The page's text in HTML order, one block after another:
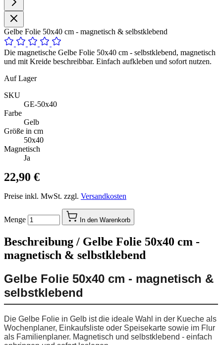
Gelbe Folie 50x40 cm - magnetisch & selbstklebend
Die magnetische Gelbe Folie 50x40 cm - selbstklebend, magnetisch
und mit Kreide beschreibbar. Einfach aufkleben und sofort nutzen.
Auf Lager
SKU
GE-50x40
Farbe
Gelb
Größe in cm
50x40
Magnetisch
Ja
22,90 €
Preise inkl. MwSt. zzgl. Versandkosten
Menge In den Warenkorb
Beschreibung / Gelbe Folie 50x40 cm -
magnetisch & selbstklebend
Gelbe Folie 50x40 cm - magnetisch &
selbstklebend
Die Gelbe Folie in Gelb ist die ideale Wahl in der Kueche als
Wochenplaner, Einkaufsliste oder Speisekarte sowie im Flur
als Familienplaner. Magnetisch und selbstklebend - einfach